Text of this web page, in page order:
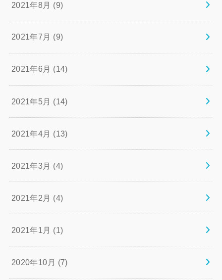
2021年8月 (9)
2021年7月 (9)
2021年6月 (14)
2021年5月 (14)
2021年4月 (13)
2021年3月 (4)
2021年2月 (4)
2021年1月 (1)
2020年10月 (7)